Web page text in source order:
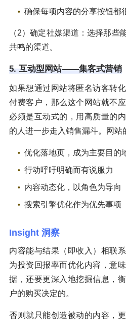
确保每项内容的分享按钮都
（2）确定社媒渠道：选择那些
共鸣的渠道。
5. 互动型网站——集客式营销
如果想通过网站将匿名访客转
付费客户，那么这个网站就不
必须是互动式的，用高质量的
的人进一步走入销售漏斗。网站
优化落地页，成为主要目的
行动呼吁明确而有说服力
内容动态化，以角色为导向
搜索引擎优化作为优先事项
Insight 洞察
内容能与结果（即收入）相联
为投资回报率而优化内容，意
据，还要更深入地挖掘信息，
户的购买决定的。
否则就只能创造被动的内容，